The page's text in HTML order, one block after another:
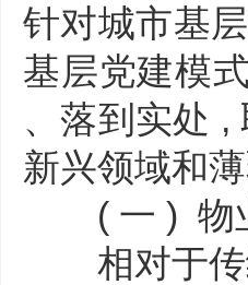
针对城市基
基层党建模
、落到实处 ,
新兴领域和
( 一 ) 物业
相对于传